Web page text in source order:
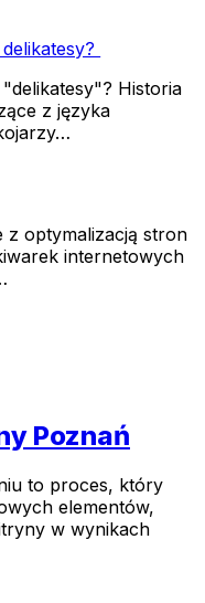
Historia
z języka
z optymalizacją stron
internetowych
Poznań
to proces, który
elementów,
w wynikach